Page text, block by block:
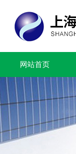
网站首页